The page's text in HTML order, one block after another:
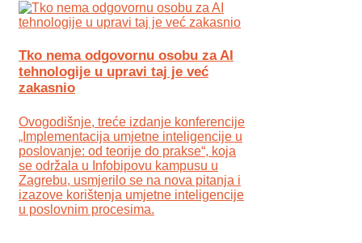
Tko nema odgovornu osobu za AI
tehnologije u upravi taj je već
zakasnio
Ovogodišnje, treće izdanje konferencije
„Implementacija umjetne inteligencije u
poslovanje: od teorije do prakse“, koja
se održala u Infobipovu kampusu u
Zagrebu, usmjerilo se na nova pitanja i
izazove korištenja umjetne inteligencije
u poslovnim procesima.